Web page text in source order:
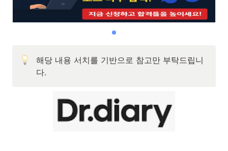
해당 내용 서치를 기반으로 참고만 부탁드립니
다.